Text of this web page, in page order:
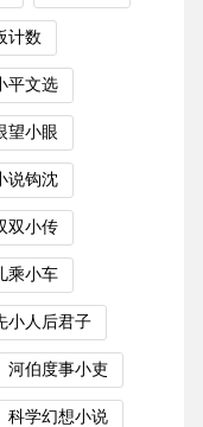
计数
平文选
望小眼
说钩沈
双小传
乘小车
小人后君子
河伯度事小吏
科学幻想小说